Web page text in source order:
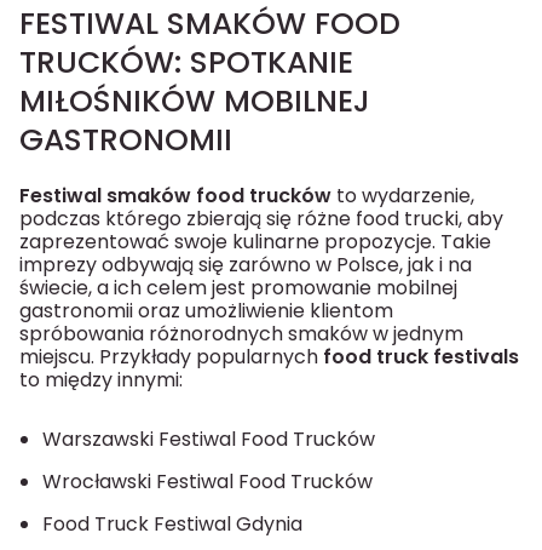
FESTIWAL SMAKÓW FOOD
TRUCKÓW: SPOTKANIE
MIŁOŚNIKÓW MOBILNEJ
GASTRONOMII
Festiwal smaków food trucków to wydarzenie,
podczas którego zbierają się różne food trucki, aby
zaprezentować swoje kulinarne propozycje. Takie
imprezy odbywają się zarówno w Polsce, jak i na
świecie, a ich celem jest promowanie mobilnej
gastronomii oraz umożliwienie klientom
spróbowania różnorodnych smaków w jednym
miejscu. Przykłady popularnych food truck festivals
to między innymi:
Warszawski Festiwal Food Trucków
Wrocławski Festiwal Food Trucków
Food Truck Festiwal Gdynia